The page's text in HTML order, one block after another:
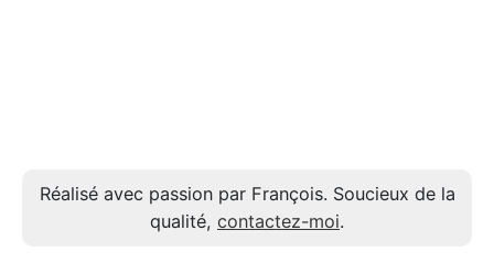
Réalisé avec passion par François. Soucieux de la
qualité, contactez-moi.